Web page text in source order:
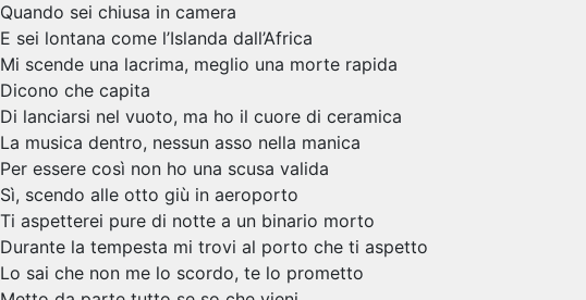
Quando sei chiusa in camera
E sei lontana come l’Islanda dall’Africa
Mi scende una lacrima, meglio una morte rapida
Dicono che capita
Di lanciarsi nel vuoto, ma ho il cuore di ceramica
La musica dentro, nessun asso nella manica
Per essere così non ho una scusa valida
Sì, scendo alle otto giù in aeroporto
Ti aspetterei pure di notte a un binario morto
Durante la tempesta mi trovi al porto che ti aspetto
Lo sai che non me lo scordo, te lo prometto